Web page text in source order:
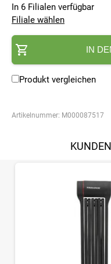
In 6 Filialen verfügbar
Filiale wählen
IN
Produkt vergleichen
Artikelnummer: M000087517